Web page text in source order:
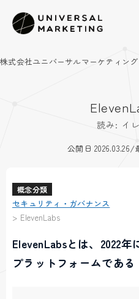
株式会社ユニバーサルマーケティング
読み: イ
公開日 2026.03.26/
概念分類
セキュリティ・ガバナンス
> ElevenLabs
ElevenLabsとは、2022
プラットフォームである